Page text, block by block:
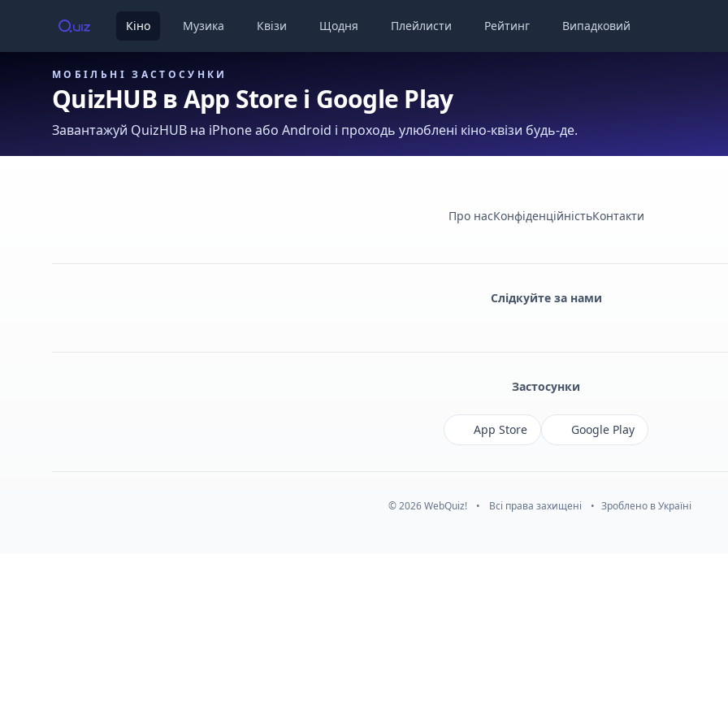
Кіно Музика Квізи Щодня Плейлисти Рейтинг Випадковий
МОБІЛЬНІ ЗАСТОСУНКИ
QuizHUB в App Store і Google Play
Завантажуй QuizHUB на iPhone або Android і проходь улюблені кіно-квізи будь-де.
Про насКонфіденційністьКонтакти
Слідкуйте за нами
Застосунки
App Store Google Play
© 2026 WebQuiz! • Всі права захищені • Зроблено в Україні